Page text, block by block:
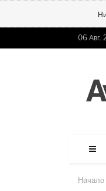
06 Авг.
Начало